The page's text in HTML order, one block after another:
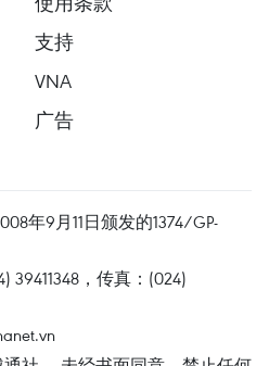
支持
VNA
广告
年9月11日颁发的1374/GP-
39411348，传真：(024)